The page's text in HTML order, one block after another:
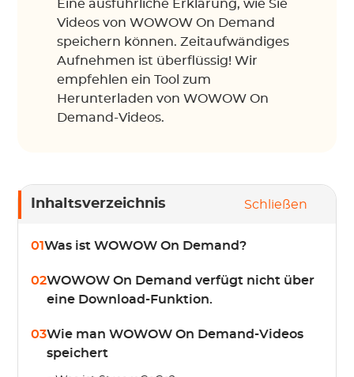
Eine ausführliche Erklärung, wie Sie
Videos von WOWOW On Demand
speichern können. Zeitaufwändiges
Aufnehmen ist überflüssig! Wir
empfehlen ein Tool zum
Herunterladen von WOWOW On
Demand-Videos.
Inhaltsverzeichnis Schließen
01Was ist WOWOW On Demand?
02WOWOW On Demand verfügt nicht über
eine Download-Funktion.
03Wie man WOWOW On Demand-Videos
speichert